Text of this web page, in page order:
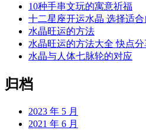
10种手串文玩的寓意祈福
十二星座开运水晶 选择适
水晶旺运的方法
水晶旺运的方法大全 快点
水晶与人体七脉轮的对应
归档
2023 年 5 月
2021 年 6 月